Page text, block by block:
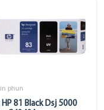
phun
HP 81 Black Dsj 5000